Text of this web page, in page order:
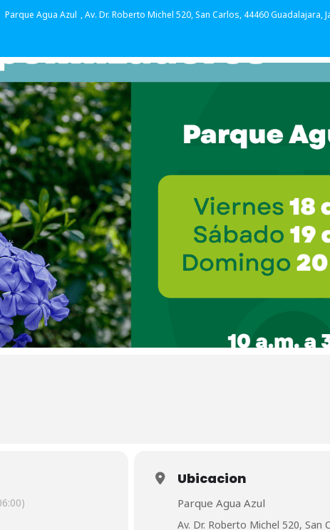
Parque Agua Azul , Av. Dr. Roberto Michel 520, San Carlos, 44460 Guadalajara,
Ubicacion
Parque Agua Azul
Av. Dr. Roberto Michel 520, San